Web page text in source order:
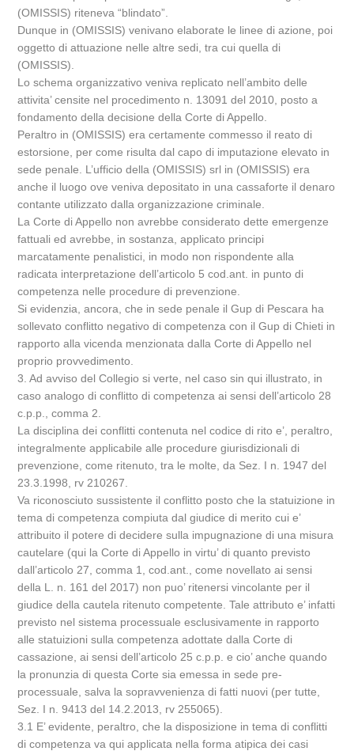
(OMISSIS) riteneva “blindato”.
Dunque in (OMISSIS) venivano elaborate le linee di azione, poi
oggetto di attuazione nelle altre sedi, tra cui quella di
(OMISSIS).
Lo schema organizzativo veniva replicato nell’ambito delle
attivita’ censite nel procedimento n. 13091 del 2010, posto a
fondamento della decisione della Corte di Appello.
Peraltro in (OMISSIS) era certamente commesso il reato di
estorsione, per come risulta dal capo di imputazione elevato in
sede penale. L’ufficio della (OMISSIS) srl in (OMISSIS) era
anche il luogo ove veniva depositato in una cassaforte il denaro
contante utilizzato dalla organizzazione criminale.
La Corte di Appello non avrebbe considerato dette emergenze
fattuali ed avrebbe, in sostanza, applicato principi
marcatamente penalistici, in modo non rispondente alla
radicata interpretazione dell’articolo 5 cod.ant. in punto di
competenza nelle procedure di prevenzione.
Si evidenzia, ancora, che in sede penale il Gup di Pescara ha
sollevato conflitto negativo di competenza con il Gup di Chieti in
rapporto alla vicenda menzionata dalla Corte di Appello nel
proprio provvedimento.
3. Ad avviso del Collegio si verte, nel caso sin qui illustrato, in
caso analogo di conflitto di competenza ai sensi dell’articolo 28
c.p.p., comma 2.
La disciplina dei conflitti contenuta nel codice di rito e’, peraltro,
integralmente applicabile alle procedure giurisdizionali di
prevenzione, come ritenuto, tra le molte, da Sez. I n. 1947 del
23.3.1998, rv 210267.
Va riconosciuto sussistente il conflitto posto che la statuizione in
tema di competenza compiuta dal giudice di merito cui e’
attribuito il potere di decidere sulla impugnazione di una misura
cautelare (qui la Corte di Appello in virtu’ di quanto previsto
dall’articolo 27, comma 1, cod.ant., come novellato ai sensi
della L. n. 161 del 2017) non puo’ ritenersi vincolante per il
giudice della cautela ritenuto competente. Tale attributo e’ infatti
previsto nel sistema processuale esclusivamente in rapporto
alle statuizioni sulla competenza adottate dalla Corte di
cassazione, ai sensi dell’articolo 25 c.p.p. e cio’ anche quando
la pronunzia di questa Corte sia emessa in sede pre-
processuale, salva la sopravvenienza di fatti nuovi (per tutte,
Sez. I n. 9413 del 14.2.2013, rv 255065).
3.1 E’ evidente, peraltro, che la disposizione in tema di conflitti
di competenza va qui applicata nella forma atipica dei casi